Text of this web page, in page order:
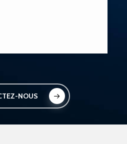
NOUS